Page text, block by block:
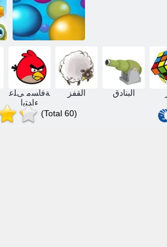
فقاعة الارتباك
نقاط
ﺔﻓﺎﺴﻣ ﻰﻠﻋ
ءﺍﺪﺘﺑﺍ
القفز البنادق
(Total 60)